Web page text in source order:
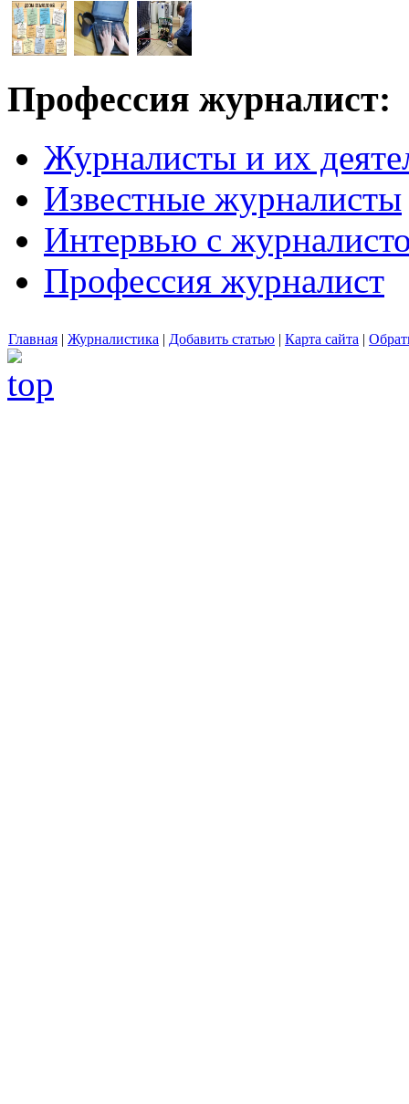
Профессия журналист:
Журналисты и их
Известные журналисты
Интервью с
Профессия журналист
Главная | Журналистика | Добавить статью | Карта сайта |